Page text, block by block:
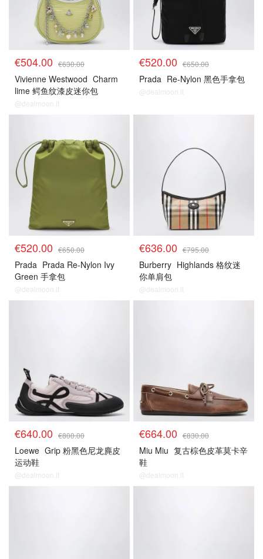
€504.00 €630.00
Vivienne Westwood Charm
lime 鳄鱼纹漆皮迷你包
@dealmoon.it
€520.00 €650.00
Prada Re-Nylon 黑色手拿包
@dealmoon.it
€520.00 €650.00
Prada Prada Re-Nylon Ivy
Green 手拿包
@dealmoon.it
€636.00 €795.00
Burberry Highlands 格纹迷
你单肩包
@dealmoon.it
€640.00 €800.00
Loewe Grip 粉黑色尼龙麂皮
运动鞋
@dealmoon.it
€664.00 €830.00
Miu Miu 复古棕色皮革莫卡辛
鞋
@dealmoon.it